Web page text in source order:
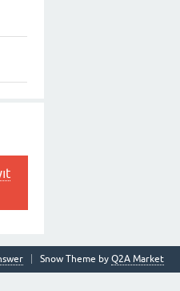
Snow Theme by Q2A Market